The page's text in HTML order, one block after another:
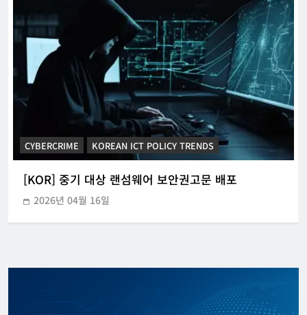
한아름 기자 2026년 07월 21일
CYBERCRIME KOREAN ICT POLICY TRENDS
[KOR] 중기 대상 랜섬웨어 보안권고문 배포
2026년 04월 16일